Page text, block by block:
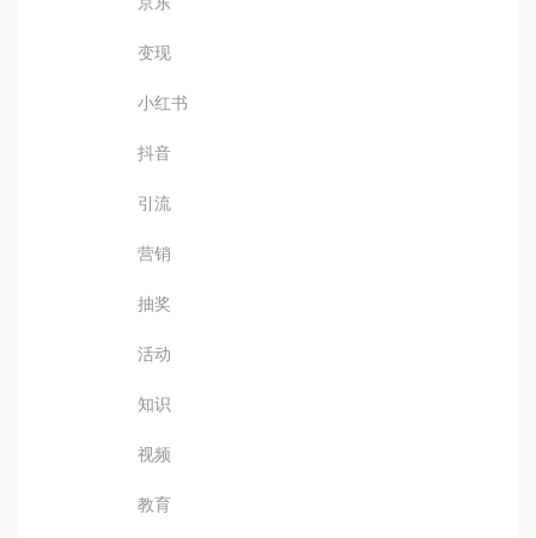
变现
小红书
抖音
引流
营销
抽奖
活动
知识
视频
教育